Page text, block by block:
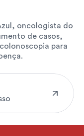
de casos,
para